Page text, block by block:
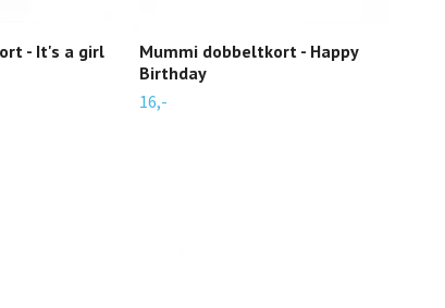
- It's a girl
Mummi dobbeltkort - Happy
Birthday
16,-